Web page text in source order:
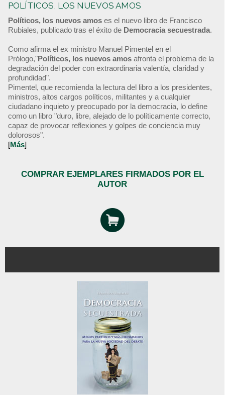
POLÍTICOS, LOS NUEVOS AMOS
Políticos, los nuevos amos es el nuevo libro de Francisco
Rubiales, publicado tras el éxito de Democracia secuestrada.
Como afirma el ex ministro Manuel Pimentel en el
Prólogo,"Políticos, los nuevos amos afronta el problema de la
degradación del poder con extraordinaria valentía, claridad y
profundidad".
Pimentel, que recomienda la lectura del libro a los presidentes,
ministros, altos cargos políticos, militantes y a cualquier
ciudadano inquieto y preocupado por la democracia, lo define
como un libro "duro, libre, alejado de lo políticamente correcto,
capaz de provocar reflexiones y golpes de conciencia muy
dolorosos".
[Más]
COMPRAR EJEMPLARES FIRMADOS POR EL
AUTOR